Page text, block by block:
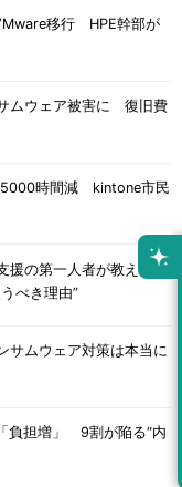
移行 HPE幹部が
ムウェア被害に 復旧費
5000時間減 kintone市民
援の第一人者が教え
べき理由”
サムウェア対策は本当に
負担増」 9割が陥る“内